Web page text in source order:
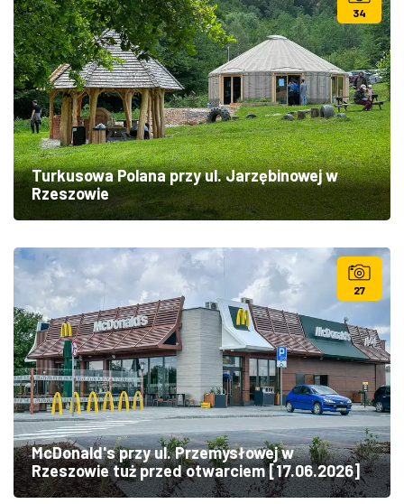
34
Turkusowa Polana przy ul. Jarzębinowej w
Rzeszowie
27
McDonald's przy ul. Przemysłowej w
Rzeszowie tuż przed otwarciem [17.06.2026]